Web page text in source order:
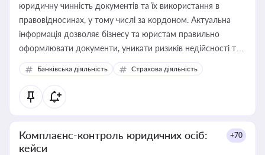
юридичну чинність документів та їх використання в
правовідносинах, у тому числі за кордоном. Актуальна
інформація дозволяє бізнесу та юристам правильно
оформлювати документи, уникати ризиків недійсності та
забезпечувати їх належне прийняття органами влади та
контрагентами
Банківська діяльність Страхова діяльність
Комплаєнс-контроль юридичних осіб:
кейси
+70